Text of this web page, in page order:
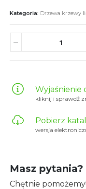
Kategoria: Drzewa krzewy
Wyjaśnienie
kliknij i sprawdź
Pobierz
wersja
Masz pytania?
Chętnie pomożemy!